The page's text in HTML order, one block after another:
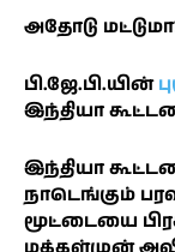
அதோடு
பி.ஜே.பி.யின்
இந்தியா
இந்தியா
நாடெங்கும்
மூட்டையை